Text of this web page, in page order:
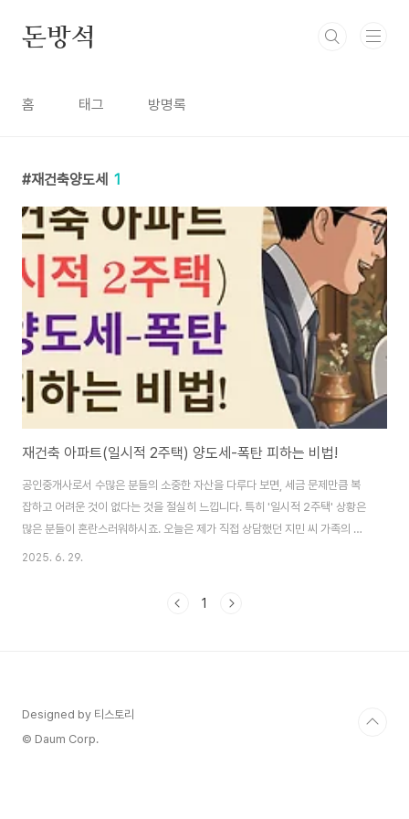
돈방석
홈 태그 방명록
재건축양도세 1
재건축 아파트(일시적 2주택) 양도세-폭탄 피하는 비법!
공인중개사로서 수많은 분들의 소중한 자산을 다루다 보면, 세금 문제만큼 복
잡하고 어려운 것이 없다는 것을 절실히 느낍니다. 특히 '일시적 2주택' 상황은
많은 분들이 혼란스러워하시죠. 오늘은 제가 직접 상담했던 지민 씨 가족의 사
례를 통해, 재건축 아파트와 기존 주택 사이에서 양도세 고민을 해결하는 가장
한 절세 전략으로 고민 끝! 이 글의 순서1. 지민 씨 가족의 복잡한 2주택 고민2.
2025. 6. 29.
1
Designed by 티스토리
© Daum Corp.